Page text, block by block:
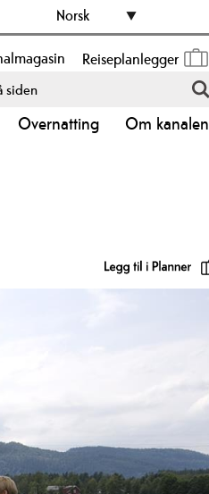
Norsk
Reiseplanlegger
Overnatting Om kanalen